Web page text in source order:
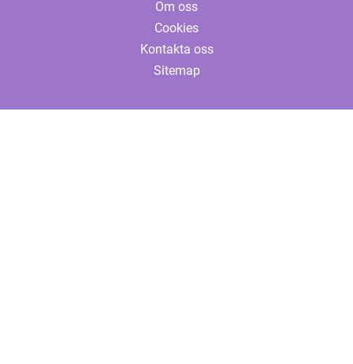
Om oss
Cookies
Kontakta oss
Sitemap